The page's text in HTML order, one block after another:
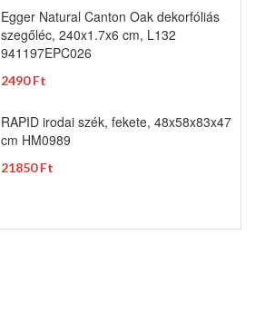
Egger Natural Canton Oak dekorfóliás
szegőléc, 240x1.7x6 cm, L132
941197EPC026
2490 Ft
RAPID irodai szék, fekete, 48x58x83x47
cm HM0989
21850 Ft